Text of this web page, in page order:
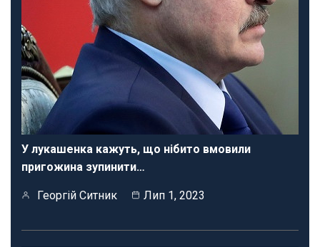
У лукашенка кажуть, що нібито вмовили
пригожина зупинити…
Георгій Ситник Лип 1, 2023